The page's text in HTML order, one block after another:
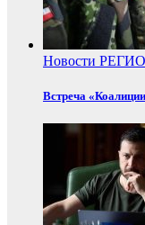
Новости
Встреча